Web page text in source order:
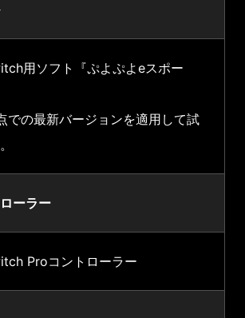
用ソフト『ぷよぷよeスポー
での最新バージョンを適用して試
ーラー
Proコントローラー